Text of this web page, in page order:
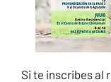
Si te inscribes al